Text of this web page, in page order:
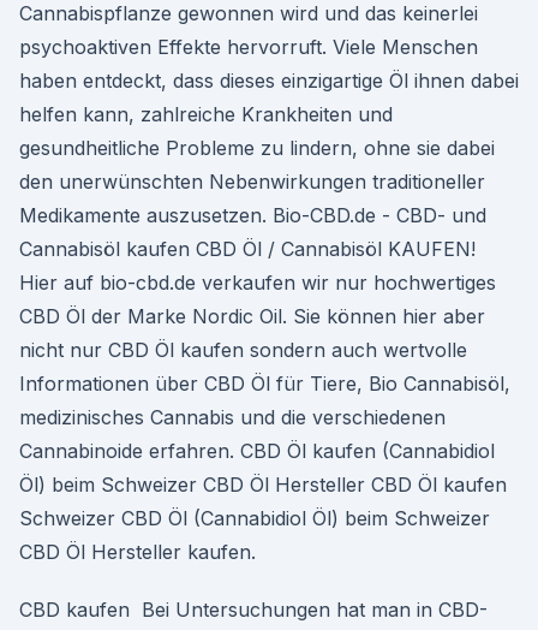
Cannabispflanze gewonnen wird und das keinerlei
psychoaktiven Effekte hervorruft. Viele Menschen
haben entdeckt, dass dieses einzigartige Öl ihnen dabei
helfen kann, zahlreiche Krankheiten und
gesundheitliche Probleme zu lindern, ohne sie dabei
den unerwünschten Nebenwirkungen traditioneller
Medikamente auszusetzen. Bio-CBD.de - CBD- und
Cannabisöl kaufen CBD Öl / Cannabisöl KAUFEN!
Hier auf bio-cbd.de verkaufen wir nur hochwertiges
CBD Öl der Marke Nordic Oil. Sie können hier aber
nicht nur CBD Öl kaufen sondern auch wertvolle
Informationen über CBD Öl für Tiere, Bio Cannabisöl,
medizinisches Cannabis und die verschiedenen
Cannabinoide erfahren. CBD Öl kaufen (Cannabidiol
Öl) beim Schweizer CBD Öl Hersteller CBD Öl kaufen
Schweizer CBD Öl (Cannabidiol Öl) beim Schweizer
CBD Öl Hersteller kaufen.
CBD kaufen Bei Untersuchungen hat man in CBD-